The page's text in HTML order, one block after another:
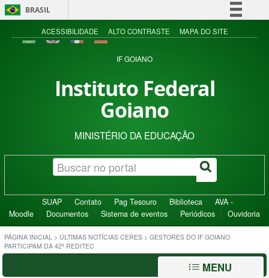
BRASIL
Simplifique!
Acesso à informação
ACESSIBILIDADE ALTO CONTRASTE MAPA DO SITE
IF GOIANO
Instituto Federal
Goiano
MINISTÉRIO DA EDUCAÇÃO
SUAP Contato Pag Tesouro Biblioteca
AVA -
Moodle
Documentos Sistema de eventos Periódicos Ouvidoria
PÁGINA INICIAL > ÚLTIMAS NOTÍCIAS CERES > GESTORES DO IF GOIANO
PARTICIPAM DA 42ª REDITEC
MENU